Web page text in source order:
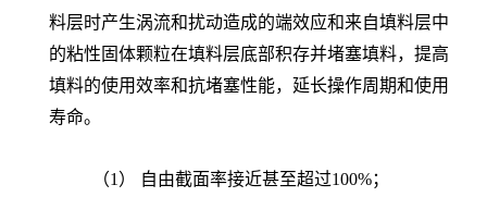
料层时产生涡流和扰动造成的端效应和来自填料层中
的粘性固体颗粒在填料层底部积存并堵塞填料，提高
填料的使用效率和抗堵塞性能，延长操作周期和使用
寿命。
（1） 自由截面率接近甚至超过100%；